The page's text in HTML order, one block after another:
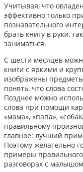
Учитывая, что
эффективно только
познавательного
брать книгу в руки,
заниматься.
С шести месяцев
книги с яркими и
изображены
понять, что слова
Позднее можно
слова при помощи
«мама», «папа»,
правильному
главное: лучший
Поэтому желательно
примеры
разговорах с